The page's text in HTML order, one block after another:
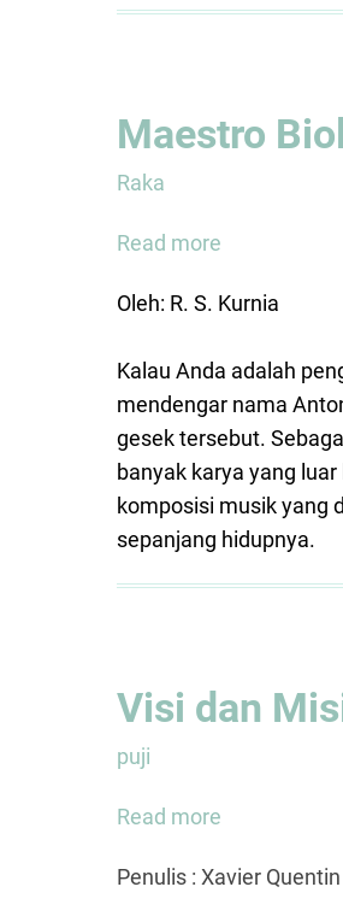
Maestro
Raka
Read more
Biola
"The
Four
Season"
Oleh: R. S. Kurnia
Kalau Anda adalah
mendengar nama
gesek tersebut.
banyak karya yang
komposisi musik yang
sepanjang hidupnya.
Visi dan
puji
Read more
dan
Penulis : Xavier